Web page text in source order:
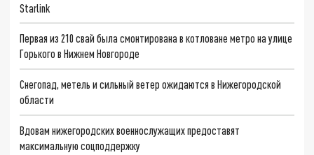
Starlink
Первая из 210 свай была смонтирована в котловане метро на улице
Горького в Нижнем Новгороде
Снегопад, метель и сильный ветер ожидаются в Нижегородской
области
Вдовам нижегородских военнослужащих предоставят
максимальную соцподдержку